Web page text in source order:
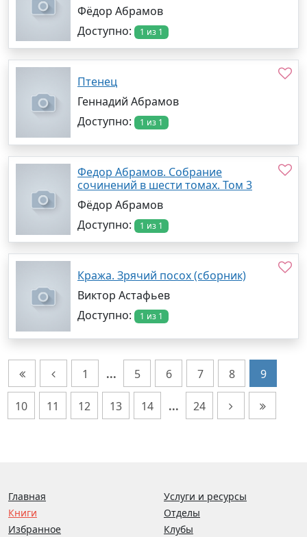
Фёдор Абрамов
Доступно:
1 из 1
Птенец
Геннадий Абрамов
Доступно:
1 из 1
Федор Абрамов. Собрание
сочинений в шести томах. Том 3
Фёдор Абрамов
Доступно:
1 из 1
Кража. Зрячий посох (сборник)
Виктор Астафьев
Доступно:
1 из 1
1 ... 5 6 7 8 9
10 11 12 13 14 ... 24
Главная
Книги
Избранное
Услуги и ресурсы
Отделы
Клубы